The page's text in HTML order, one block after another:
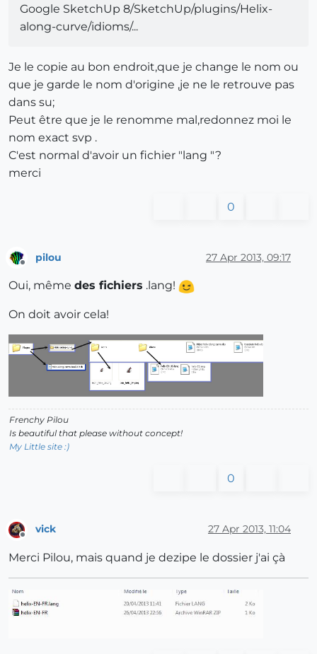
Google SketchUp 8/SketchUp/plugins/Helix-
along-curve/idioms/...
Je le copie au bon endroit,que je change le nom ou
que je garde le nom d'origine ,je ne le retrouve pas
dans su;
Peut être que je le renomme mal,redonnez moi le
nom exact svp .
C'est normal d'avoir un fichier "lang "?
merci
0
pilou 27 Apr 2013, 09:17
Oui, même des fichiers .lang!
On doit avoir cela!
Frenchy Pilou
Is beautiful that please without concept!
My Little site :)
0
Offline
vick 27 Apr 2013, 11:04
Merci Pilou, mais quand je dezipe le dossier j'ai çà